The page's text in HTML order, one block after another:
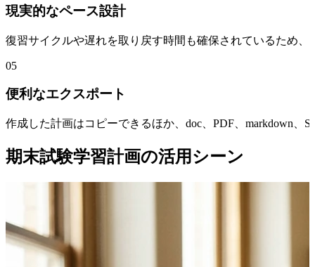
現実的なペース設計
復習サイクルや遅れを取り戻す時間も確保されているため
05
便利なエクスポート
作成した計画はコピーできるほか、doc、PDF、markdown
期末試験学習計画の活用シーン